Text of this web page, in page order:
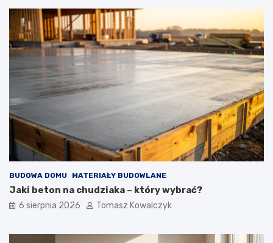
BUDOWA DOMU MATERIAŁY BUDOWLANE
Jaki beton na chudziaka – który wybrać?
6 sierpnia 2026 Tomasz Kowalczyk